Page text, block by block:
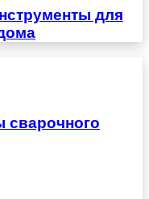
для
сварочного